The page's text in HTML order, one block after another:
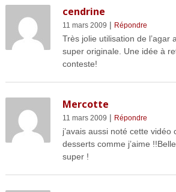
cendrine
11 mars 2009 | Répondre
Très jolie utilisation de l’agar
super originale. Une idée à
conteste!
Mercotte
11 mars 2009 | Répondre
j’avais aussi noté cette vidéo
desserts comme j’aime
super !